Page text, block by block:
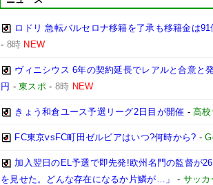
ロドリ 急転バルセロナ移籍を了承も移籍金は
- 8時 NEW
ヴィニシウス 6年の契約延長でレアルと合意
円 -東スポ- 8時 NEW
きょう和倉ユース予選リーグ2日目が開催 -高
FC東京vsFC町田ゼルビアはいつ?何時から? -
加入翌日のEL予選で即先発!欧州名門の監督が
を見せた。どんな存在になるか片鱗が…」
- サッカ